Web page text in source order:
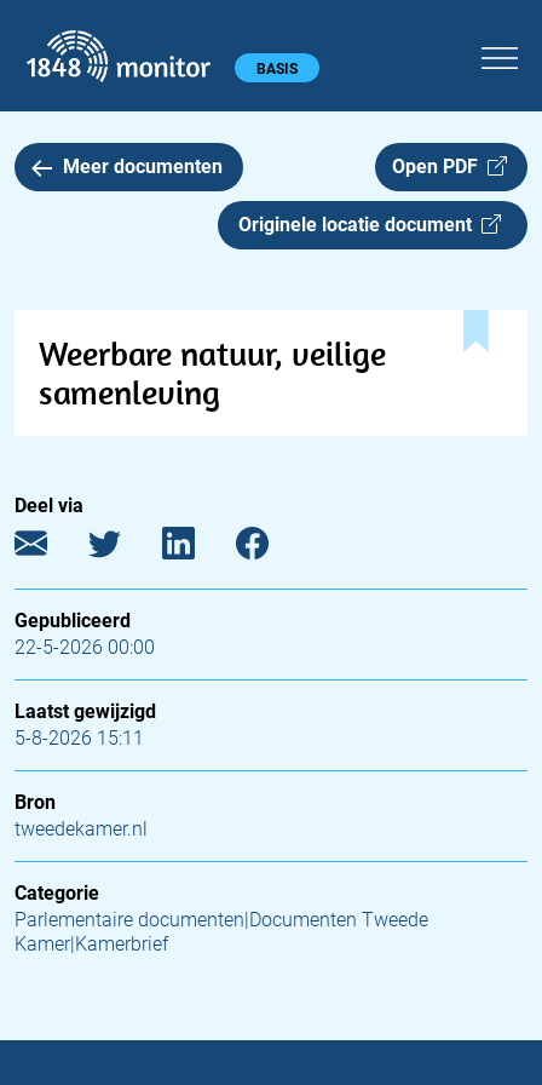
Hoofdmenu BASIS
Meer documenten Open PDF
Originele locatie document
Weerbare natuur, veilige
samenleving
Deel via
Gepubliceerd
22-5-2026 00:00
Laatst gewijzigd
5-8-2026 15:11
Bron
tweedekamer.nl
Categorie
Parlementaire documenten|Documenten Tweede
Kamer|Kamerbrief